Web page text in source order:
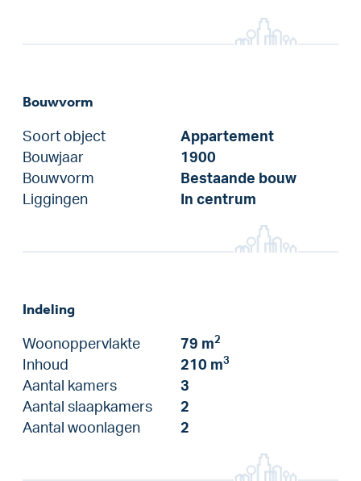
Bouwvorm
Soort object
Appartement
Bouwjaar
1900
Bouwvorm
Bestaande bouw
Liggingen
In centrum
Indeling
Woonoppervlakte 79 m2
Inhoud 210 m3
Aantal kamers
3
Aantal slaapkamers
2
Aantal woonlagen
2